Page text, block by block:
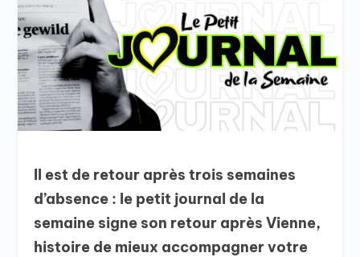
Il est de retour après trois semaines
d’absence : le petit journal de la
semaine signe son retour après Vienne,
histoire de mieux accompagner votre